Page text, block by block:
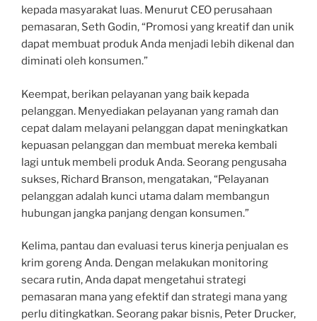
kepada masyarakat luas. Menurut CEO perusahaan
pemasaran, Seth Godin, “Promosi yang kreatif dan unik
dapat membuat produk Anda menjadi lebih dikenal dan
diminati oleh konsumen.”
Keempat, berikan pelayanan yang baik kepada
pelanggan. Menyediakan pelayanan yang ramah dan
cepat dalam melayani pelanggan dapat meningkatkan
kepuasan pelanggan dan membuat mereka kembali
lagi untuk membeli produk Anda. Seorang pengusaha
sukses, Richard Branson, mengatakan, “Pelayanan
pelanggan adalah kunci utama dalam membangun
hubungan jangka panjang dengan konsumen.”
Kelima, pantau dan evaluasi terus kinerja penjualan es
krim goreng Anda. Dengan melakukan monitoring
secara rutin, Anda dapat mengetahui strategi
pemasaran mana yang efektif dan strategi mana yang
perlu ditingkatkan. Seorang pakar bisnis, Peter Drucker,